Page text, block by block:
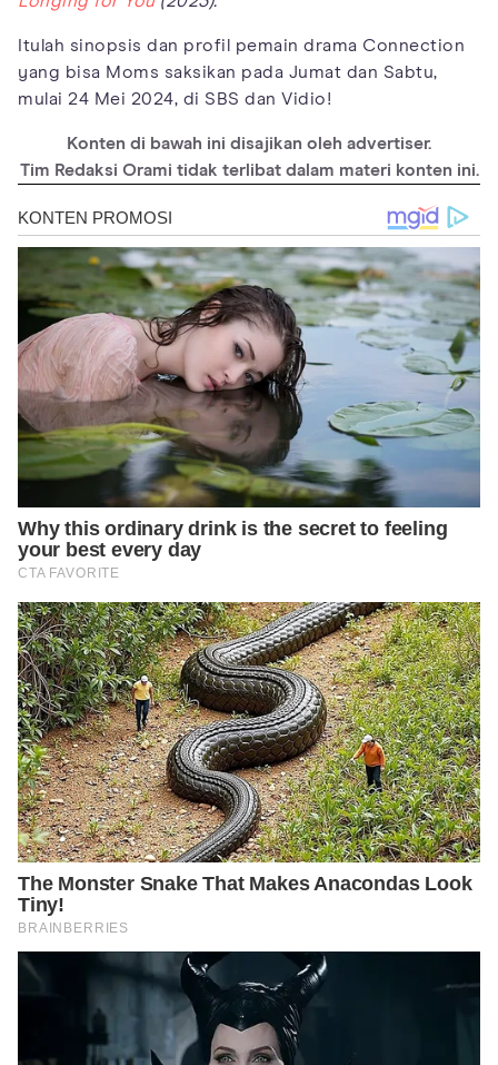
Itulah sinopsis dan profil pemain drama Connection
yang bisa Moms saksikan pada Jumat dan Sabtu,
mulai 24 Mei 2024, di SBS dan Vidio!
Konten di bawah ini disajikan oleh advertiser.
Tim Redaksi Orami tidak terlibat dalam materi konten ini.